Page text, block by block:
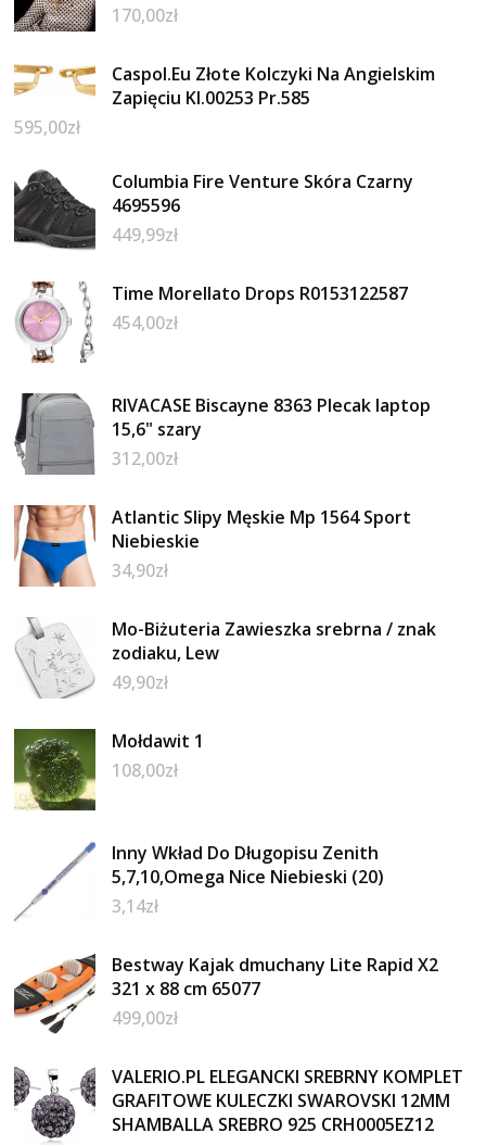
170,00zł
Caspol.Eu Złote Kolczyki Na Angielskim
Zapięciu Kl.00253 Pr.585
595,00zł
Columbia Fire Venture Skóra Czarny
4695596
449,99zł
Time Morellato Drops R0153122587
454,00zł
RIVACASE Biscayne 8363 Plecak laptop
15,6" szary
312,00zł
Atlantic Slipy Męskie Mp 1564 Sport
Niebieskie
34,90zł
Mo-Biżuteria Zawieszka srebrna / znak
zodiaku, Lew
49,90zł
Mołdawit 1
108,00zł
Inny Wkład Do Długopisu Zenith
5,7,10,Omega Nice Niebieski (20)
3,14zł
Bestway Kajak dmuchany Lite Rapid X2
321 x 88 cm 65077
499,00zł
VALERIO.PL ELEGANCKI SREBRNY KOMPLET
GRAFITOWE KULECZKI SWAROVSKI 12MM
SHAMBALLA SREBRO 925 CRH0005EZ12